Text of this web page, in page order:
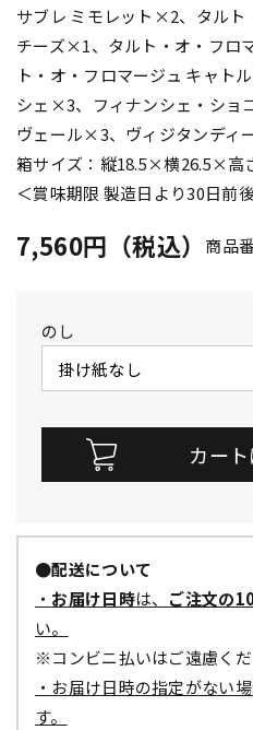
サブレ ミモレット×2、タルト
チーズ×1、タルト・オ・フロ
ト・オ・フロマージュ キャト
シェ×3、フィナンシェ・ショ
ヴェール×3、ヴィジタンディ
箱サイズ：縦18.5×横26.5×高
＜賞味期限 製造日より30日前
7,560円（税込） 商品
のし
●配送について
・ お届け日時は、 ご注文の
い。
※コンビニ払いはご遠慮くだ
・お届け日時の指定がない場
す。